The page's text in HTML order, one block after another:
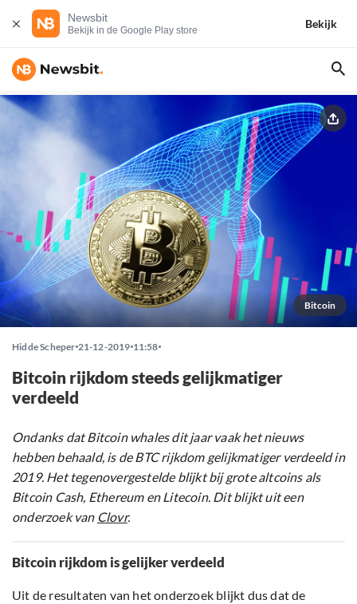
Newsbit
Bekijk in de Google Play store
Bekijk
Bitcoin
Hidde Scheper 21-12-2019 11:58
Bitcoin rijkdom steeds gelijkmatiger
verdeeld
Ondanks dat Bitcoin whales dit jaar vaak het nieuws
hebben behaald, is de BTC rijkdom gelijkmatiger verdeeld in
2019. Het tegenovergestelde blijkt bij grote altcoins als
Bitcoin Cash, Ethereum en Litecoin. Dit blijkt uit een
onderzoek van Clovr.
Bitcoin rijkdom is gelijker verdeeld
Uit de resultaten van het onderzoek blijkt dus dat de